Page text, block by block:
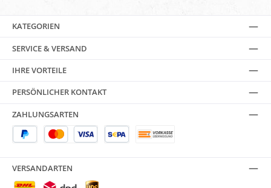
KATEGORIEN
SERVICE & VERSAND
IHRE VORTEILE
PERSÖNLICHER KONTAKT
ZAHLUNGSARTEN
VERSANDARTEN